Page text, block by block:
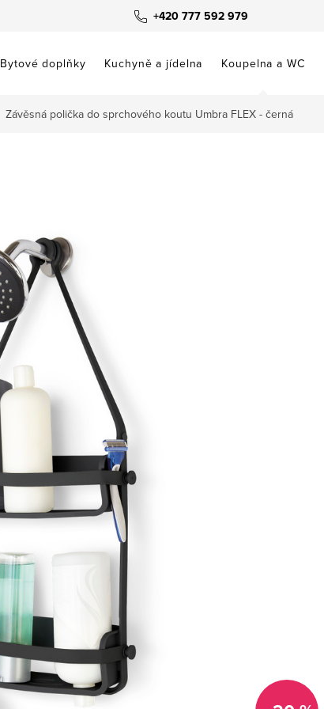
+420 777 592 979
Bytové doplňky Kuchyně a jídelna Koupelna a WC
Závěsná polička do sprchového koutu Umbra FLEX - černá